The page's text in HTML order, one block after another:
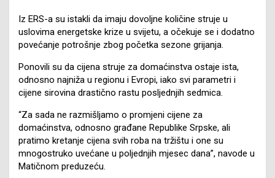
Iz ERS-a su istakli da imaju dovoljne količine struje u
uslovima energetske krize u svijetu, a očekuje se i dodatno
povećanje potrošnje zbog početka sezone grijanja.
Ponovili su da cijena struje za domaćinstva ostaje ista,
odnosno najniža u regionu i Evropi, iako svi parametri i
cijene sirovina drastično rastu posljednjih sedmica.
“Za sada ne razmišljamo o promjeni cijene za
domaćinstva, odnosno građane Republike Srpske, ali
pratimo kretanje cijena svih roba na tržištu i one su
mnogostruko uvećane u poljednjih mjesec dana”, navode u
Matičnom preduzeću.